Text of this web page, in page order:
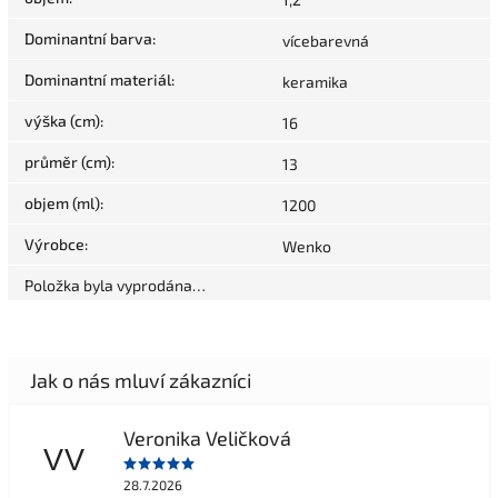
Dominantní barva: vícebarevná
Dominantní materiál: keramika
výška (cm): 16
průměr (cm): 13
objem (ml): 1200
Výrobce: Wenko
Položka byla vyprodána…
VV
Veronika Veličková
28.7.2026